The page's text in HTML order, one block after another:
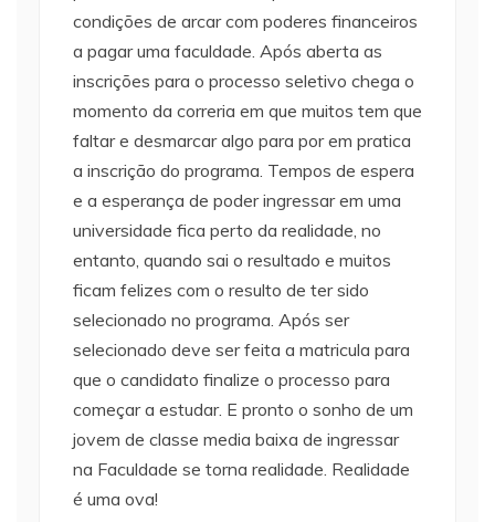
condições de arcar com poderes financeiros
a pagar uma faculdade. Após aberta as
inscrições para o processo seletivo chega o
momento da correria em que muitos tem que
faltar e desmarcar algo para por em pratica
a inscrição do programa. Tempos de espera
e a esperança de poder ingressar em uma
universidade fica perto da realidade, no
entanto, quando sai o resultado e muitos
ficam felizes com o resulto de ter sido
selecionado no programa. Após ser
selecionado deve ser feita a matricula para
que o candidato finalize o processo para
começar a estudar. E pronto o sonho de um
jovem de classe media baixa de ingressar
na Faculdade se torna realidade. Realidade
é uma ova!